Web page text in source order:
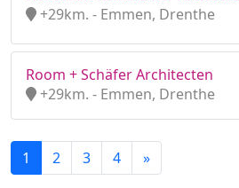
+29km. - Emmen, Drenthe
Room + Schäfer Architecten
+29km. - Emmen, Drenthe
1 2 3 4 »